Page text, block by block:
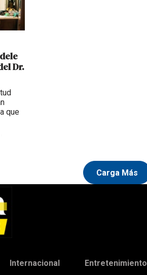
Dr.
que
Carga Más
Internacional Entretenimiento